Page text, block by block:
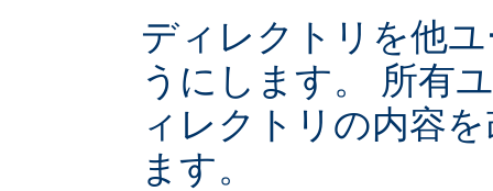
ディレクトリを他
うにします。 所有
ィレクトリの内容
ます。